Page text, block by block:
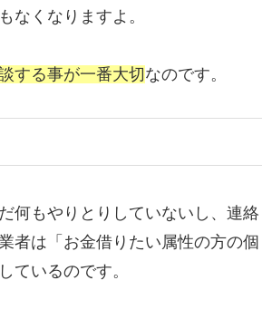
なくなりますよ。
する事が一番大切 なのです。
何もやりとりしていないし、連絡
者は「お金借りたい属性の方の個
ているのです。